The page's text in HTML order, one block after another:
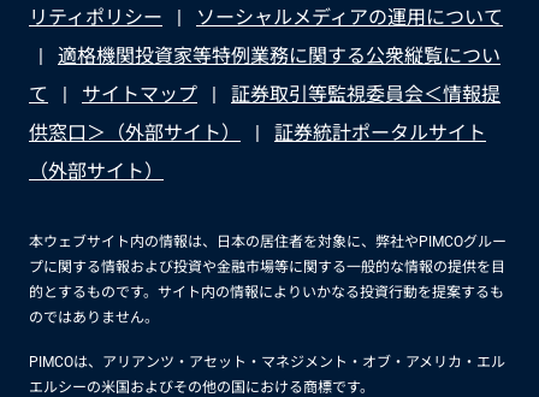
リティポリシー
ソーシャルメディアの運用について
適格機関投資家等特例業務に関する公衆縦覧につい
て
サイトマップ
証券取引等監視委員会＜情報提
供窓口＞（外部サイト）
証券統計ポータルサイト
（外部サイト）
本ウェブサイト内の情報は、日本の居住者を対象に、弊社やPIMCOグルー
プに関する情報および投資や金融市場等に関する一般的な情報の提供を目
的とするものです。サイト内の情報によりいかなる投資行動を提案するも
のではありません。
PIMCOは、アリアンツ・アセット・マネジメント・オブ・アメリカ・エル
エルシーの米国およびその他の国における商標です。